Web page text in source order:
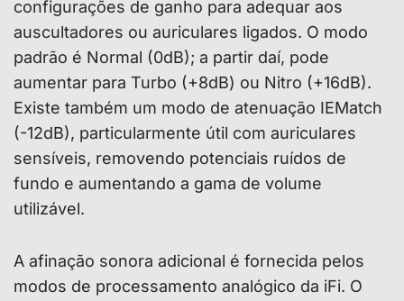
configurações de ganho para adequar aos
auscultadores ou auriculares ligados. O modo
padrão é Normal (0dB); a partir daí, pode
aumentar para Turbo (+8dB) ou Nitro (+16dB).
Existe também um modo de atenuação IEMatch
(-12dB), particularmente útil com auriculares
sensíveis, removendo potenciais ruídos de
fundo e aumentando a gama de volume
utilizável.
A afinação sonora adicional é fornecida pelos
modos de processamento analógico da iFi. O